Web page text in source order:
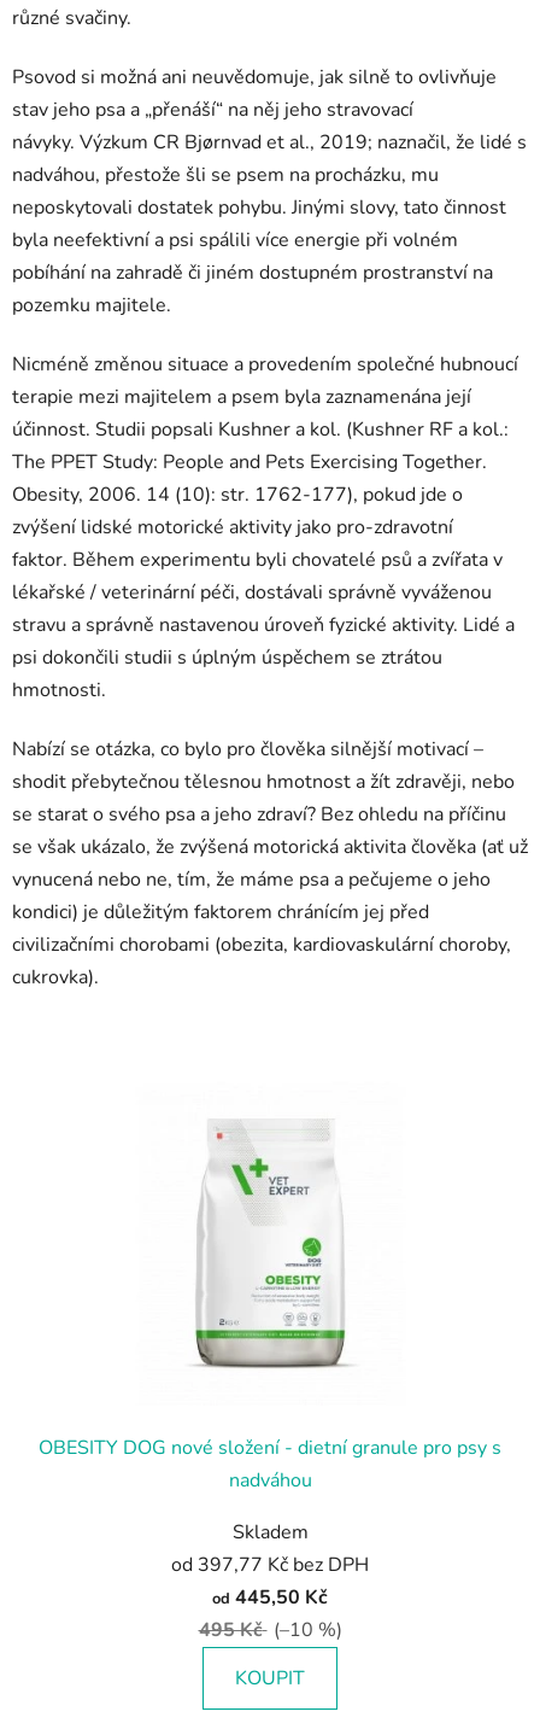
různé svačiny.
Psovod si možná ani neuvědomuje, jak silně to ovlivňuje
stav jeho psa a „přenáší“ na něj jeho stravovací
návyky. Výzkum CR Bjørnvad et al., 2019; naznačil, že lidé s
nadváhou, přestože šli se psem na procházku, mu
neposkytovali dostatek pohybu. Jinými slovy, tato činnost
byla neefektivní a psi spálili více energie při volném
pobíhání na zahradě či jiném dostupném prostranství na
pozemku majitele.
Nicméně změnou situace a provedením společné hubnoucí
terapie mezi majitelem a psem byla zaznamenána její
účinnost. Studii popsali Kushner a kol. (Kushner RF a kol.:
The PPET Study: People and Pets Exercising Together.
Obesity, 2006. 14 (10): str. 1762-177), pokud jde o
zvýšení lidské motorické aktivity jako pro-zdravotní
faktor. Během experimentu byli chovatelé psů a zvířata v
lékařské / veterinární péči, dostávali správně vyváženou
stravu a správně nastavenou úroveň fyzické aktivity. Lidé a
psi dokončili studii s úplným úspěchem se ztrátou
hmotnosti.
Nabízí se otázka, co bylo pro člověka silnější motivací –
shodit přebytečnou tělesnou hmotnost a žít zdravěji, nebo
se starat o svého psa a jeho zdraví? Bez ohledu na příčinu
se však ukázalo, že zvýšená motorická aktivita člověka (ať už
vynucená nebo ne, tím, že máme psa a pečujeme o jeho
kondici) je důležitým faktorem chránícím jej před
civilizačními chorobami (obezita, kardiovaskulární choroby,
cukrovka).
OBESITY DOG nové složení - dietní granule pro psy s
nadváhou
Skladem
od 397,77 Kč bez DPH
od 445,50 Kč
495 Kč (–10 %)
KOUPIT